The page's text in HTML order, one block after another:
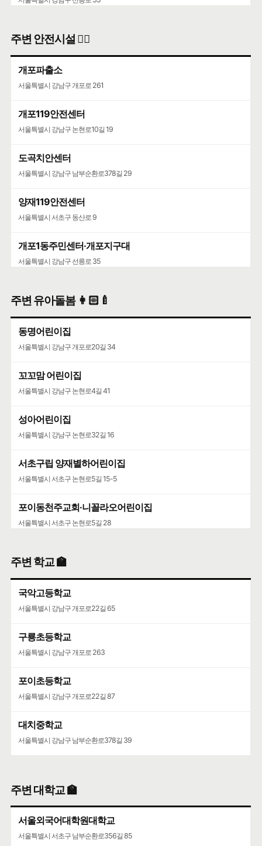
주변 안전시설 👮‍♀️
개포파출소
서울특별시 강남구 개포로 261
개포119안전센터
서울특별시 강남구 논현로10길 19
도곡치안센터
서울특별시 강남구 남부순환로378길 29
양재119안전센터
서울특별시 서초구 동산로 9
개포1동주민센터·개포지구대
서울특별시 강남구 선릉로 35
주변 유아돌봄 👩🏻‍🍼
동명어린이집
서울특별시 강남구 개포로20길 34
꼬꼬맘 어린이집
서울특별시 강남구 논현로4길 41
성아어린이집
서울특별시 강남구 논현로32길 16
서초구립 양재별하어린이집
서울특별시 서초구 논현로5길 15-5
포이동천주교회·니꼴라오어린이집
서울특별시 서초구 논현로5길 28
서울특별시 서초구 마방로2길 15-9
서초구립양재목련어린이집
서울특별시 서초구 언남16길 37
주변 학교 🏫
국악고등학교
서울특별시 강남구 개포로22길 65
구룡초등학교
서울특별시 강남구 개포로 263
포이초등학교
서울특별시 강남구 개포로22길 87
대치중학교
서울특별시 강남구 남부순환로378길 39
주변 대학교 🏫
서울외국어대학원대학교
서울특별시 서초구 남부순환로356길 85